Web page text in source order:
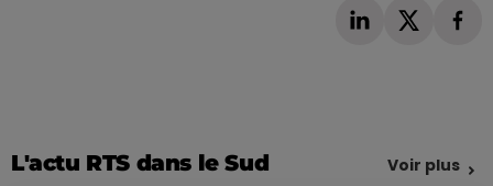
L'actu RTS dans le Sud Voir plus